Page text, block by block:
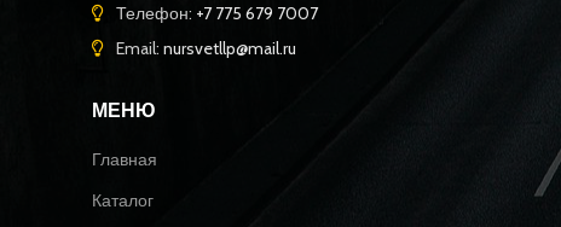
Телефон: +7 775 679 7007
Email: nursvetllp@mail.ru
МЕНЮ
Главная
Каталог